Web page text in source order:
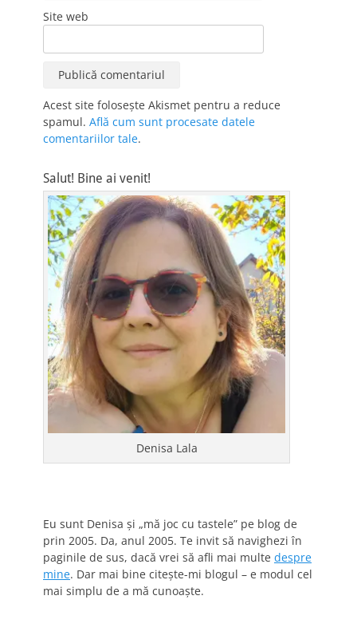
Site web
Acest site folosește Akismet pentru a reduce
spamul. Află cum sunt procesate datele
comentariilor tale.
Salut! Bine ai venit!
Denisa Lala
Eu sunt Denisa și „mă joc cu tastele” pe blog de
prin 2005. Da, anul 2005. Te invit să navighezi în
paginile de sus, dacă vrei să afli mai multe despre
mine. Dar mai bine citește-mi blogul – e modul cel
mai simplu de a mă cunoaște.